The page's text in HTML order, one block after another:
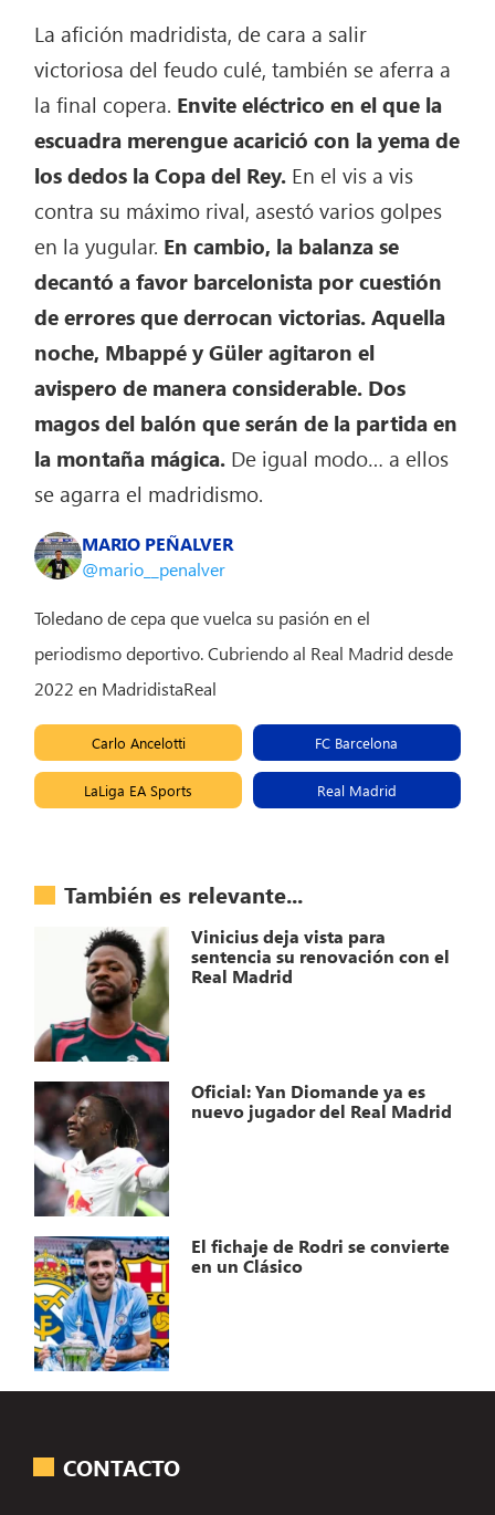
La afición madridista, de cara a salir
victoriosa del feudo culé, también se aferra a
la final copera. Envite eléctrico en el que la
escuadra merengue acarició con la yema de
los dedos la Copa del Rey. En el vis a vis
contra su máximo rival, asestó varios golpes
en la yugular. En cambio, la balanza se
decantó a favor barcelonista por cuestión
de errores que derrocan victorias. Aquella
noche, Mbappé y Güler agitaron el
avispero de manera considerable. Dos
magos del balón que serán de la partida en
la montaña mágica. De igual modo… a ellos
se agarra el madridismo.
MARIO PEÑALVER
@mario__penalver
Toledano de cepa que vuelca su pasión en el
periodismo deportivo. Cubriendo al Real Madrid desde
2022 en MadridistaReal
Carlo Ancelotti FC Barcelona
LaLiga EA Sports Real Madrid
También es relevante...
Vinicius deja vista para
sentencia su renovación con el
Real Madrid
Oficial: Yan Diomande ya es
nuevo jugador del Real Madrid
El fichaje de Rodri se convierte
en un Clásico
CONTACTO